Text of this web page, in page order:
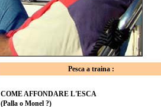
Pesca a traina :
COME AFFONDARE L'ESCA
(Palla o Monel ?)